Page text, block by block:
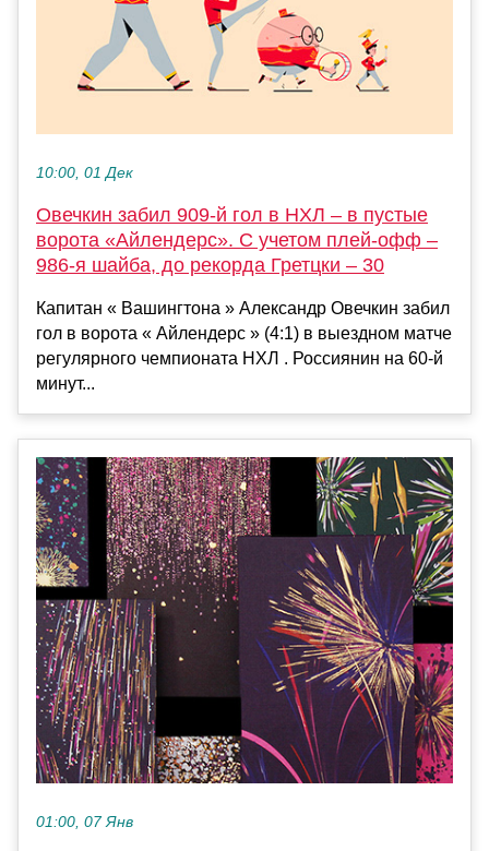
10:00, 01 Дек
Овечкин забил 909-й гол в НХЛ – в пустые
ворота «Айлендерс». С учетом плей-офф –
986-я шайба, до рекорда Гретцки – 30
Капитан « Вашингтона » Александр Овечкин забил
гол в ворота « Айлендерс » (4:1) в выездном матче
регулярного чемпионата НХЛ . Россиянин на 60-й
минут...
01:00, 07 Янв